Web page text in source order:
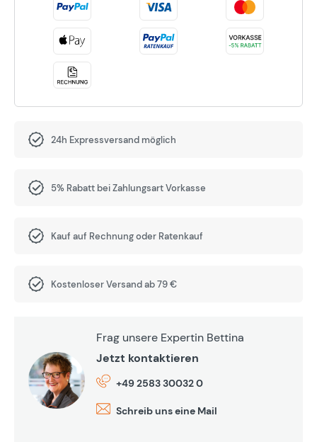
24h Expressversand möglich
5% Rabatt bei Zahlungsart Vorkasse
Kauf auf Rechnung oder Ratenkauf
Kostenloser Versand ab 79 €
Frag unsere Expertin Bettina
Jetzt kontaktieren
+49 2583 30032 0
Schreib uns eine Mail